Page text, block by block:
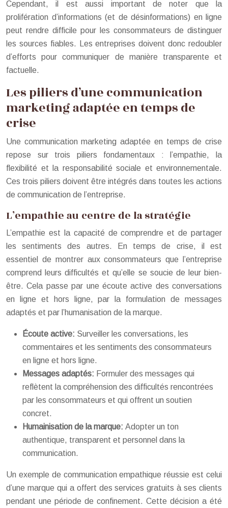
Cependant, il est aussi important de noter que la
prolifération d’informations (et de désinformations) en ligne
peut rendre difficile pour les consommateurs de distinguer
les sources fiables. Les entreprises doivent donc redoubler
d’efforts pour communiquer de manière transparente et
factuelle.
Les piliers d’une communication
marketing adaptée en temps de
crise
Une communication marketing adaptée en temps de crise
repose sur trois piliers fondamentaux : l’empathie, la
flexibilité et la responsabilité sociale et environnementale.
Ces trois piliers doivent être intégrés dans toutes les actions
de communication de l’entreprise.
L’empathie au centre de la stratégie
L’empathie est la capacité de comprendre et de partager
les sentiments des autres. En temps de crise, il est
essentiel de montrer aux consommateurs que l’entreprise
comprend leurs difficultés et qu’elle se soucie de leur bien-
être. Cela passe par une écoute active des conversations
en ligne et hors ligne, par la formulation de messages
adaptés et par l’humanisation de la marque.
Écoute active: Surveiller les conversations, les
commentaires et les sentiments des consommateurs
en ligne et hors ligne.
Messages adaptés: Formuler des messages qui
reflètent la compréhension des difficultés rencontrées
par les consommateurs et qui offrent un soutien
concret.
Humainisation de la marque: Adopter un ton
authentique, transparent et personnel dans la
communication.
Un exemple de communication empathique réussie est celui
d’une marque qui a offert des services gratuits à ses clients
pendant une période de confinement. Cette décision a été